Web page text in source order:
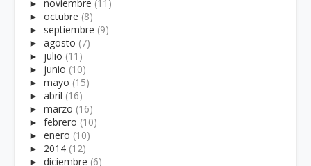
► noviembre (11)
► octubre (8)
► septiembre (9)
► agosto (7)
► julio (11)
► junio (10)
► mayo (15)
► abril (16)
► marzo (16)
► febrero (10)
► enero (10)
► 2014 (12)
► diciembre (6)